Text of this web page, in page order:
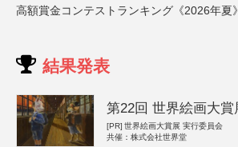
高額賞金コンテストランキング《2026年夏》
結果発表
第22回 世界絵画大賞
[PR] 世界絵画大賞展 実行委員会
共催：株式会社世界堂